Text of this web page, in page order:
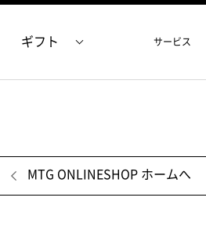
ギフト サービス
MTG ONLINESHOP ホームへ